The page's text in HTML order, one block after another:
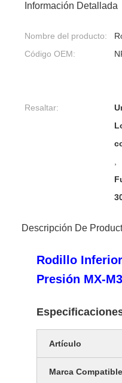
Información Detallada
Nombre del producto:
Código OEM:
Resaltar:
Descripción De
Rodillo Inferior
Presión MX-
Artículo
Marca Compatible